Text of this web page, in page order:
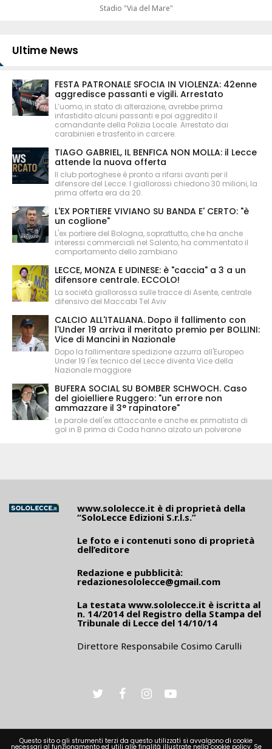
Stadio "Via del Mare"
Ultime News
FESTA PATRONALE SFOCIA IN VIOLENZA: 42enne
aggredisce passanti e vigili. Arrestato
L’uomo, in stato di alterazione, avrebbe prima
infastidito alcuni passanti e poi aggredito il
comandante della Polizia Locale. Arrestato dai
carabinieri e trasferito in carcere.
TIAGO GABRIEL, IL BENFICA NON MOLLA: il Lecce
attende la nuova offerta
Il club portoghese è pronto a rifarsi avanti per il
difensore del Lecce. I giallorossi chiedono 30 milioni, la
prima offerta era da 20.
L'EX PORTIERE VIVIANO SU BANDA E' CERTO: "è
un coglione"
L'ex portiere del Bologna, soprattutto, che ha anche
interessi commerciali nel Salento, ha commentato il
comportamento dello zambiano
LECCE, MONZA E UDINESE: è "caccia" a 3 a un
difensore centrale. ECCOLO!
La società giallorossa sulle tracce di Asente, centrale
difensivo del Maccabi Tel Aviv
CALCIO ALL'ITALIANA. Dopo il fallimento con
l'Under 19 arriva il meritato premio per BOLLINI:
Vice di Mancini in Nazionale
Dopo la fallimentare spedizione azzurra all'Europeo
Under 19 l'ex tecnico del Lecce diventa Vice della
Nazionale maggiore
BUFERA SOCIAL SU BOMBER SCHWOCH. Caso
del gioielliere Ruggero: "un errore non
ammazzare il 3° rapinatore"
Le parole dell'ex attaccante e anche ex primatista di
gol in B prima di Coda hanno alzato un polverone
www.sololecce.it è di proprietà della
“SoloLecce Edizioni S.r.l.s.”
Le foto e i contenuti sono di proprietà
dell’editore
Redazione e pubblicità:
redazionesololecce@gmail.com
La testata www.sololecce.it è iscritta al
n. 14/2014 del Registro della Stampa del
Tribunale di Lecce del 14/10/14
Direttore Responsabile Cosimo Carulli
Questo sito o gli strumenti terzi da questo utilizzati si avvalgono di cookie
necessari al funzionamento ed utili alle finalità illustrate nella cookie policy. Se